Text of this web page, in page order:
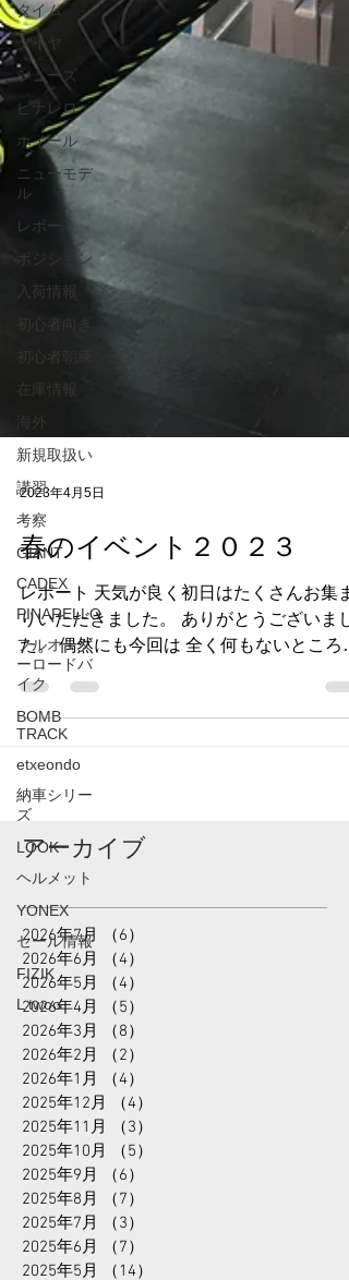
タイム
タイヤ
シューズ
ピナレロ
ホイール
ニューモデ
ル
レポート
ポジション
入荷情報
初心者朝練
在庫情報
海外
新規取扱い
講習
考察
GIANT
CADEX
PINARELLO
フルオーダ
ーロードバ
イク
BOMB
TRACK
etxeondo
納車シリー
ズ
LOOK
ヘルメット
YONEX
セール情報
FIZIK
L twoo
2023年4月5日
春のイベント２０２３
レポート 天気が良く初日はたくさんお集ま
りいただきました。 ありがとうございまし
ら最初に製品化したメーカーだけが集結し
した。 何もないというのは 全くのゼロか
実際に作り出して製品化したメーカーで
す。...
アーカイブ
2026年7月 （6）
2026年6月
（4）
2026年5月
（4）
2026年4月
（5）
2026年3月 （8）
2026年2月 （2）
2026年1月 （4）
2025年12月
（4）
2025年11月
（3）
2025年10月
（5）
2025年9月
（6）
2025年8月
（7）